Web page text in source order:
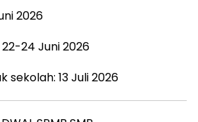
2026
24 Juni 2026
sekolah: 13 Juli 2026